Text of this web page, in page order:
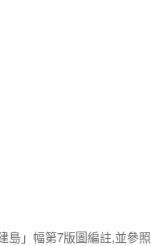
島」幅第7版圖編註,並參照